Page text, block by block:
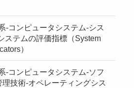
-コンピュータシステム-シス
ステムの評価指標（System
）
-コンピュータシステム-ソフ
理技術-オペレーティングシス